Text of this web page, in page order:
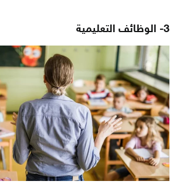
3- الوظائف التعليمية